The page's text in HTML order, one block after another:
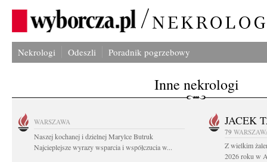
Nekrologi Odeszli Poradnik pogrzebowy
Inne nekrologi
WARSZAWA
Naszej kochanej i dzielnej Marylce Butruk
Najcieplejsze wyrazy wsparcia i współczucia w...
JACEK
79
Z wielkim
2026 roku w